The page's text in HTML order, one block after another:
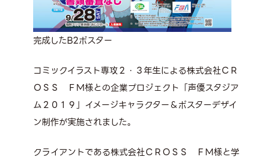
完成したB2ポスター
コミックイラスト専攻２・３年生による株式会社ＣＲ
ＯＳＳ ＦＭ様との企業プロジェクト「声優スタジア
ム２０１９」イメージキャラクター＆ポスターデザイ
ン制作が実施されました。
クライアントである株式会社ＣＲＯＳＳ ＦＭ様と学